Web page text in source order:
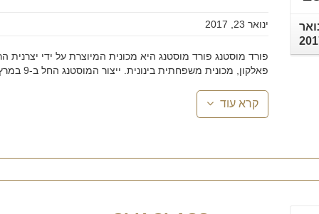
ינואר 23, 2017
פורד מוסטנג פורד מוסטנג היא מכונית המיוצרת על ידי
פאלקון, מכונית משפחתית בינונית. ייצור המוסטנג החל ב-9 במרץ 1964, במפעלי ...
קרא עוד